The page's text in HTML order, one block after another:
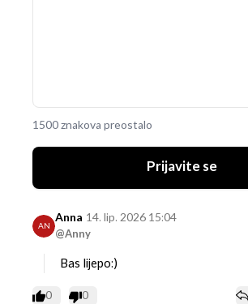
1500 znakova preostalo
Prijavite se
AN
Anna
@Anny
14. lip. 2026 15:04
Bas lijepo:)
0 0